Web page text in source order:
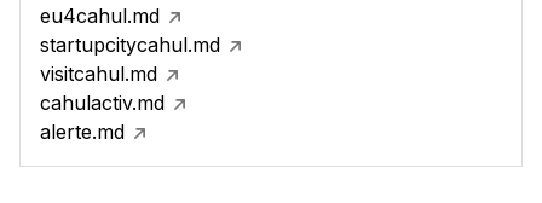
eu4cahul.md
startupcitycahul.md
visitcahul.md
cahulactiv.md
alerte.md